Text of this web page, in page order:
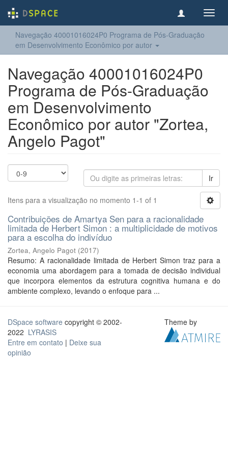
Navegação 40001016024P0 Programa de Pós-Graduação
em Desenvolvimento Econômico por autor
Navegação 40001016024P0
Programa de Pós-Graduação
em Desenvolvimento
Econômico por autor "Zortea,
Angelo Pagot"
Ir
Itens para a visualização no momento 1-1 of 1
Contribuições de Amartya Sen para a racionalidade
limitada de Herbert Simon : a multiplicidade de motivos
para a escolha do indivíduo
Zortea, Angelo Pagot (2017)
Resumo: A racionalidade limitada de Herbert Simon traz para a
economia uma abordagem para a tomada de decisão individual
que incorpora elementos da estrutura cognitiva humana e do
ambiente complexo, levando o enfoque para ...
DSpace software copyright © 2002-
2022 LYRASIS
Entre em contato | Deixe sua
opinião
Theme by